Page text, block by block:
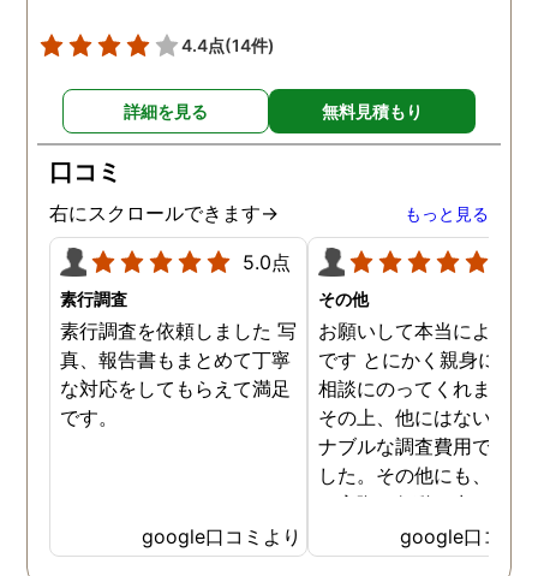
後の事についてアドバイス
る探偵事務所さんだと、あ
らためて思いました。 事務
所の皆様にお世話になった
ので、クチコミの方書かせ
ていただきます。ありがと
うございました。
4.4点(14件)
詳細を見る 無料見積もり
口コミ
右にスクロールできます→ もっと見る
5.0点
素行調査
素行調査を依頼しました 写
真、報告書もまとめて丁寧
な対応をしてもらえて満足
です。
google口コミより
その他
お願いして本当によかっ
です とにかく親身にな
相談にのってくれました
その上、他にはないリー
ナブルな調査費用で済み
した。その他にも、相談
ら実際に行動に出て頂い
のが、スゴく早く問題を
決していただき、大変助
google口コミ